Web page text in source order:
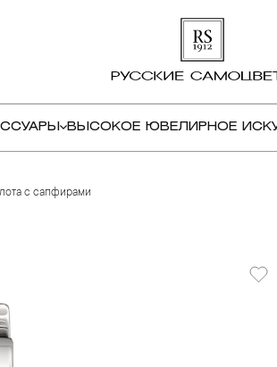
ВЫСОКОЕ ЮВЕЛИРНОЕ
с сапфирами